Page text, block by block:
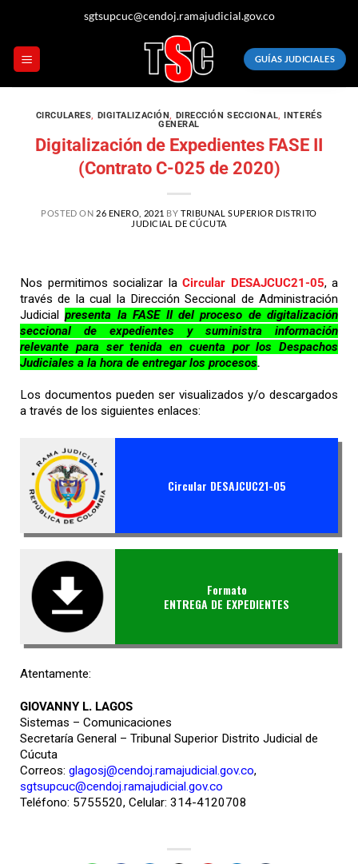
sgtsupcuc@cendoj.ramajudicial.gov.co
GUÍAS JUDICIALES
CIRCULARES, DIGITALIZACIÓN, DIRECCIÓN SECCIONAL,INTERÉS
GENERAL
Digitalización de Expedientes FASE II
(Contrato C-025 de 2020)
POSTED ON 26 ENERO, 2021 BYTRIBUNAL SUPERIOR DISTRITO
JUDICIAL DE CÚCUTA
Nos permitimos socializar la Circular DESAJCUC21-05, a
través de la cual la Dirección Seccional de Administración
Judicialpresenta la FASE II del proceso de digitalización
seccional de expedientes y suministra información
relevante para ser tenida en cuenta por los Despachos
Judiciales a la hora de entregar los procesos.
Los documentos pueden ser visualizados y/o descargados
a través de los siguientes enlaces:
Circular DESAJCUC21-05
Formato
ENTREGA DE EXPEDIENTES
Atentamente:
GIOVANNY L. LAGOS
Sistemas – Comunicaciones
Secretaría General – Tribunal Superior Distrito Judicial de
Cúcuta
Correos: glagosj@cendoj.ramajudicial.gov.co,
sgtsupcuc@cendoj.ramajudicial.gov.co
Teléfono: 5755520, Celular: 314-4120708